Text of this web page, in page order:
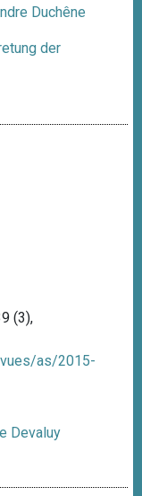
Duchêne
der
(3),
as/2015-
Devaluy